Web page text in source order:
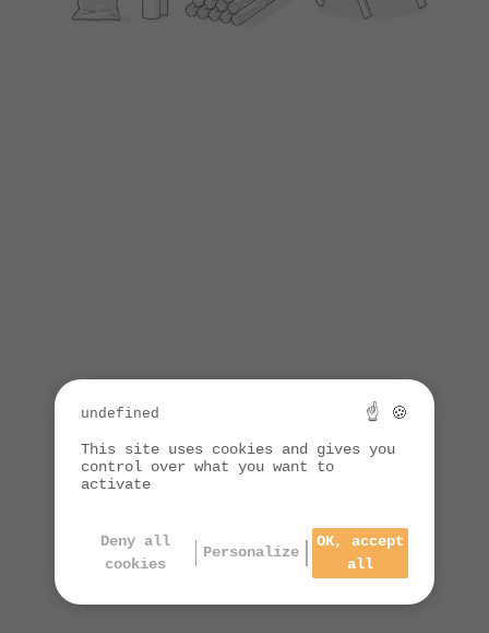
undefined ☝ 🍪
This site uses cookies and gives you
control over what you want to
activate
Deny all
cookies
Personalize
OK, accept
all